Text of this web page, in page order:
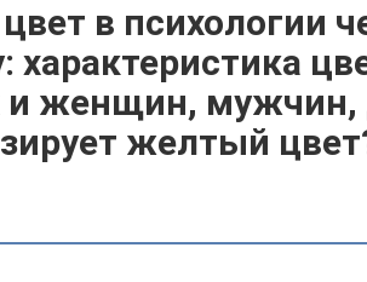
в психологии
и женщин, мужчин,
желтый